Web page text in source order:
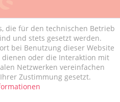
die für den technischen Betrieb
und stets gesetzt werden.
bei Benutzung dieser Website
oder die Interaktion mit
Netzwerken vereinfachen
Zustimmung gesetzt.